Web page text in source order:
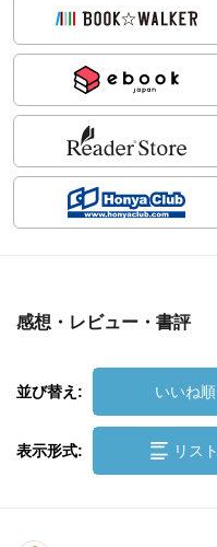
感想・レビュー・書評
並び替え: いいね順
表示形式: リスト